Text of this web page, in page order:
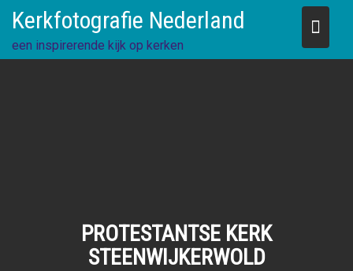
content
Kerkfotografie Nederland
een inspirerende kijk op kerken
PROTESTANTSE KERK
STEENWIJKERWOLD